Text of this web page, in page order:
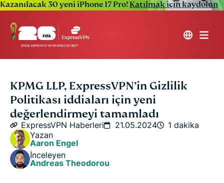
Kazanılacak 30 yeni iPhone 17 Pro!Katılmak için kaydolun
KPMG LLP, ExpressVPN’in Gizlilik
Politikası iddiaları için yeni
değerlendirmeyi tamamladı
ExpressVPN Haberleri 21.05.2024
1 dakika
Yazan
Aaron Engel
İnceleyen
Andreas Theodorou